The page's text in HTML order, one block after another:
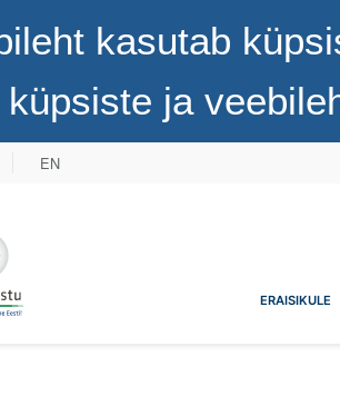
kasutab
küpsiste ja
EN
laenuühistuERAISIKULE